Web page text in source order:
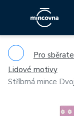
Pro
Lidové motivy
Stříbrná mince